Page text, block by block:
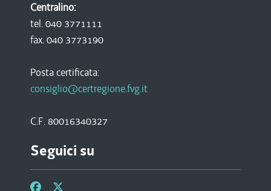
Centralino:
tel. 040 3771111
fax. 040 3773190
Posta certificata:
consiglio@certregione.fvg.it
C.F. 80016340327
Seguici su